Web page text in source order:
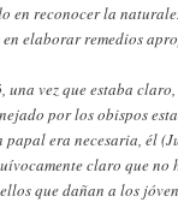
en reconocer la
elaborar remedios
una vez que estaba
por los obispos
era necesaria, él
claro que no
que dañan a los